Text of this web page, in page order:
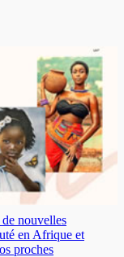
nouvelles
en Afrique et
proches